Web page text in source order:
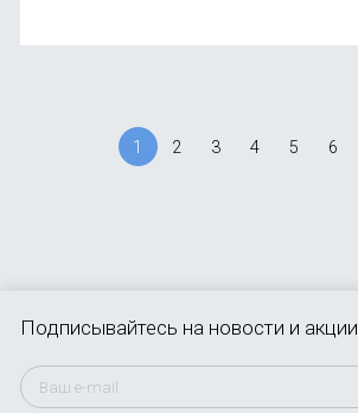
1 2 3 4 5 6
Подписывайтесь на новости и акции